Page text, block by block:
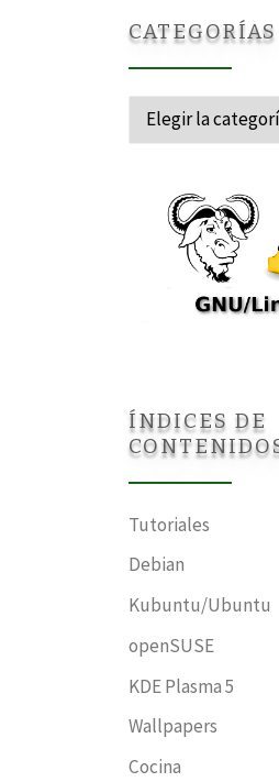
CATEGORÍAS
Categorías
ÍNDICES DE
Tutoriales
Debian
Kubuntu/Ubuntu
openSUSE
KDE Plasma 5
Wallpapers
Cocina